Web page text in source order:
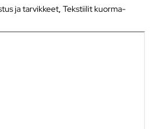
ja tarvikkeet, Tekstiilit kuorma-